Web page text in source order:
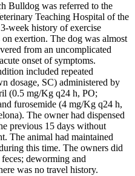
Bulldog was referred to the
Teaching Hospital of the
week history of exercise
exertion. The dog was almost
from an uncomplicated
onset of symptoms.
included repeated
dosage, SC) administered by
(0.5 mg/Kg q24 h, PO;
furosemide (4 mg/Kg q24 h,
The owner had dispensed
previous 15 days without
The animal had maintained
this time. The owners did
deworming and
was no travel history.